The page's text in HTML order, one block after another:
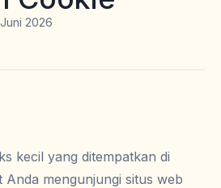
2026
kecil yang ditempatkan di
Anda mengunjungi situs web